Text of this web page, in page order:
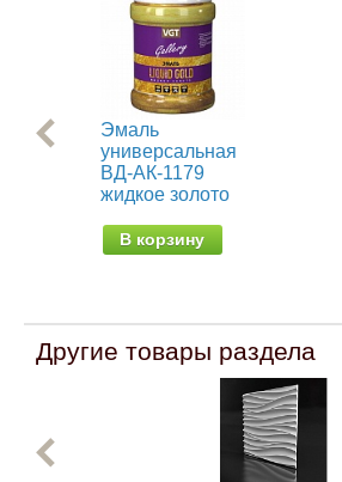
Эмаль
универсальная
ВД-АК-1179
жидкое золото
В корзину
Другие товары раздела